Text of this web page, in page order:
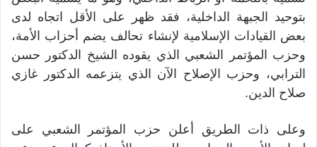
بتوحيد الجبهة الداخلية، فقد ظهر على الأقل اتجاه لدى
بعض القيادات الإسلامية لإنشاء تحالف يضم أحزاب الأمة،
وحزب المؤتمر الشعبي الذي يقوده الشيخ الدكتور حسن
الترابي، وحزب الإصلاح الآن الذي يتزعمه الدكتور غازي
صلاح الدين.
وعلى ذات الطريق أعلن حزب المؤتمر الشعبي على